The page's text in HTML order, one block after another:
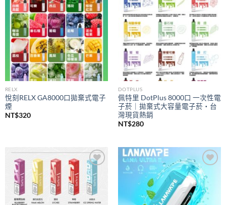
RELX
悅刻RELX GA8000口拋棄式電子
煙
NT$320
DOTPLUS
佩特里 DotPlus 8000口 一次性電
子菸｜拋棄式大容量電子菸・台
灣現貨熱銷
NT$280
Add to
wishlist
Add to
wishlist